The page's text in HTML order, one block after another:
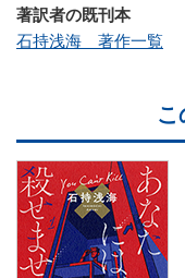
著訳者の既刊本
石持浅海 著作一覧